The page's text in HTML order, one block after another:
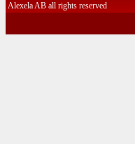
Alexela AB all rights reserved